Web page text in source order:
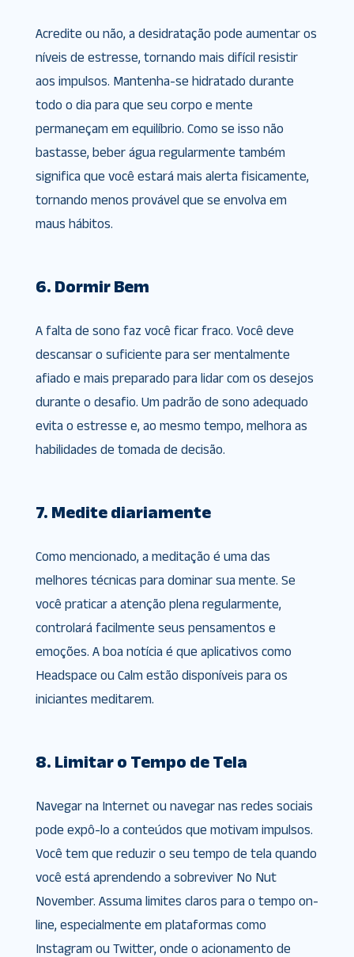
Acredite ou não, a desidratação pode aumentar os
níveis de estresse, tornando mais difícil resistir
aos impulsos. Mantenha-se hidratado durante
todo o dia para que seu corpo e mente
permaneçam em equilíbrio. Como se isso não
bastasse, beber água regularmente também
significa que você estará mais alerta fisicamente,
tornando menos provável que se envolva em
maus hábitos.
6. Dormir Bem
A falta de sono faz você ficar fraco. Você deve
descansar o suficiente para ser mentalmente
afiado e mais preparado para lidar com os desejos
durante o desafio. Um padrão de sono adequado
evita o estresse e, ao mesmo tempo, melhora as
habilidades de tomada de decisão.
7. Medite diariamente
Como mencionado, a meditação é uma das
melhores técnicas para dominar sua mente. Se
você praticar a atenção plena regularmente,
controlará facilmente seus pensamentos e
emoções. A boa notícia é que aplicativos como
Headspace ou Calm estão disponíveis para os
iniciantes meditarem.
8. Limitar o Tempo de Tela
Navegar na Internet ou navegar nas redes sociais
pode expô-lo a conteúdos que motivam impulsos.
Você tem que reduzir o seu tempo de tela quando
você está aprendendo a sobreviver No Nut
November. Assuma limites claros para o tempo on-
line, especialmente em plataformas como
Instagram ou Twitter, onde o acionamento de